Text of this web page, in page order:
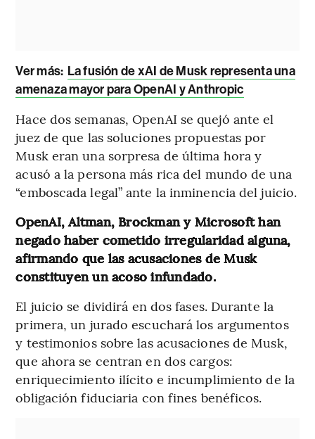
Ver más: La fusión de xAI de Musk representa una
amenaza mayor para OpenAI y Anthropic
Hace dos semanas, OpenAI se quejó ante el
juez de que las soluciones propuestas por
Musk eran una sorpresa de última hora y
acusó a la persona más rica del mundo de una
“emboscada legal” ante la inminencia del juicio.
OpenAI, Altman, Brockman y Microsoft han
negado haber cometido irregularidad alguna,
afirmando que las acusaciones de Musk
constituyen un acoso infundado.
El juicio se dividirá en dos fases. Durante la
primera, un jurado escuchará los argumentos
y testimonios sobre las acusaciones de Musk,
que ahora se centran en dos cargos:
enriquecimiento ilícito e incumplimiento de la
obligación fiduciaria con fines benéficos.